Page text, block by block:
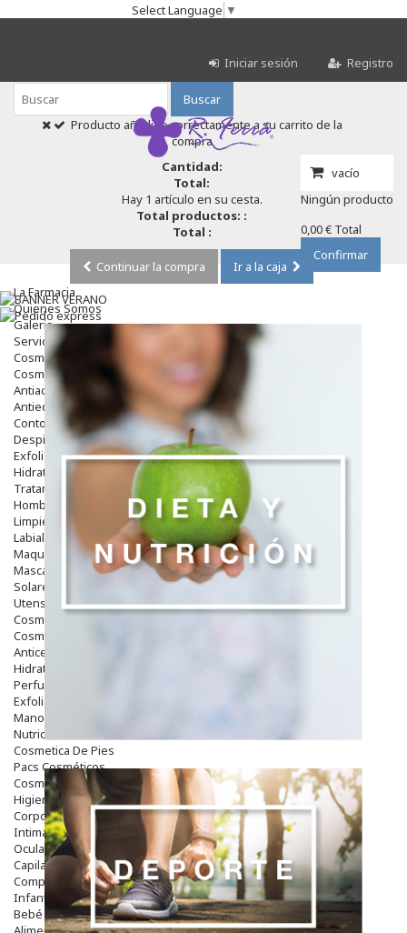
Select Language ▼
Iniciar sesión Registro
Buscar
vacío
Ningún producto
0,00 € Total
Confirmar
Producto añadido correctamente a su carrito de la
compra
Cantidad:
Total:
Hay 1 artículo en su cesta.
Total productos: :
Total :
Continuar la compra
Ir a la caja
La Farmacia
Quienes Somos
Galeria
Servicios
Cosmética
Cosmética Facial
Antiacné
Antiedad
Contorno De Ojos
Despigmentantes
Exfoliantes
Hidratantes
Tratamientos De Noche
Hombre
Limpieza
Labiales
Maquillajes Y Color
Mascarillas
Solares
Utensilios
Cosmética Capilar
Cosmética Corporal
Anticelulíticos
Hidratantes Corporales
Perfumes Y Colonias
Exfoliantes Corporales
Manos Y Uñas
Nutricosmética
Cosmetica De Pies
Pacs Cosméticos
Cosmetica Facial Piel Sensible
Higiene
Corporal
Intima
Ocular
Capilar
Complementos
Infantil
Bebé